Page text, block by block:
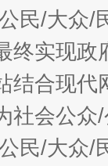
民/大众/
终实现
结合现
社会公
民/大众/